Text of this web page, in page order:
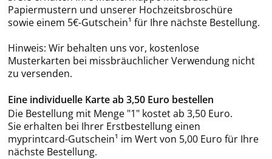
Papiermustern und unserer Hochzeitsbroschüre
sowie einem 5€-Gutschein¹ für Ihre nächste Bestellung.
Hinweis: Wir behalten uns vor, kostenlose
Musterkarten bei missbräuchlicher Verwendung nicht
zu versenden.
Eine individuelle Karte ab 3,50 Euro bestellen
Die Bestellung mit Menge "1" kostet ab 3,50 Euro.
Sie erhalten bei Ihrer Erstbestellung einen
myprintcard-Gutschein¹ im Wert von 5,00 Euro für Ihre
nächste Bestellung.